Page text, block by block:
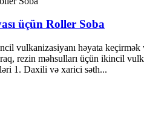
üçün Roller Soba
vulkanizasiyanı həyata
rezin məhsulları üçün ikincil
1. Daxili və xarici səth...